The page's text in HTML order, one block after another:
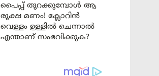
പൈപ്പ് തുറക്കുമ്പോൾ ആ
രൂക്ഷ മണം! ക്ലോറിൻ
വെള്ളം ഉള്ളിൽ ചെന്നാൽ
എന്താണ് സംഭവിക്കുക?